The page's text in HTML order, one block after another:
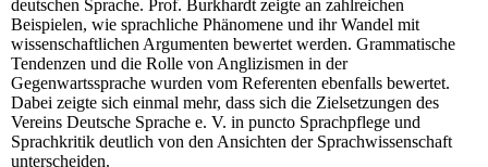
deutschen Sprache. Prof. Burkhardt zeigte an zahlreichen
Beispielen, wie sprachliche Phänomene und ihr Wandel mit
wissenschaftlichen Argumenten bewertet werden. Grammatische
Tendenzen und die Rolle von Anglizismen in der
Gegenwartssprache wurden vom Referenten ebenfalls bewertet.
Dabei zeigte sich einmal mehr, dass sich die Zielsetzungen des
Vereins Deutsche Sprache e. V. in puncto Sprachpflege und
Sprachkritik deutlich von den Ansichten der Sprachwissenschaft
unterscheiden.